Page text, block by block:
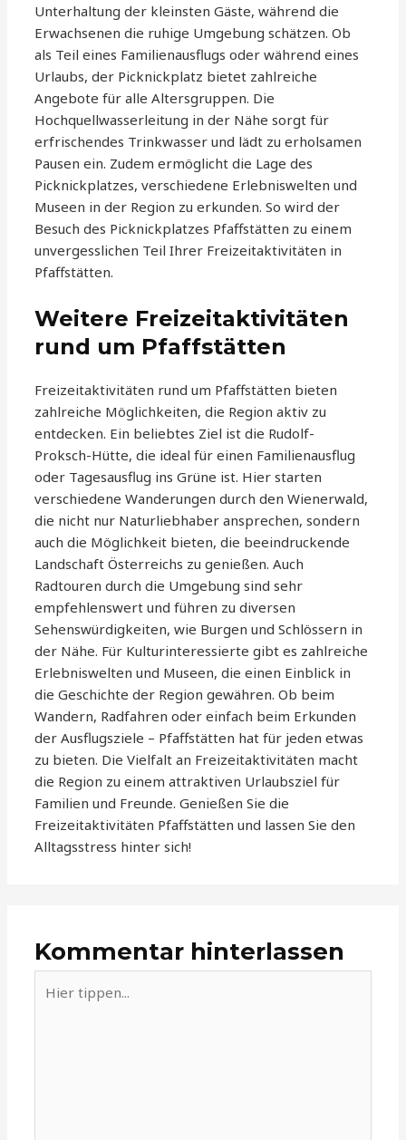
Unterhaltung der kleinsten Gäste, während die
Erwachsenen die ruhige Umgebung schätzen. Ob
als Teil eines Familienausflugs oder während eines
Urlaubs, der Picknickplatz bietet zahlreiche
Angebote für alle Altersgruppen. Die
Hochquellwasserleitung in der Nähe sorgt für
erfrischendes Trinkwasser und lädt zu erholsamen
Pausen ein. Zudem ermöglicht die Lage des
Picknickplatzes, verschiedene Erlebniswelten und
Museen in der Region zu erkunden. So wird der
Besuch des Picknickplatzes Pfaffstätten zu einem
unvergesslichen Teil Ihrer Freizeitaktivitäten in
Pfaffstätten.
Weitere Freizeitaktivitäten
rund um Pfaffstätten
Freizeitaktivitäten rund um Pfaffstätten bieten
zahlreiche Möglichkeiten, die Region aktiv zu
entdecken. Ein beliebtes Ziel ist die Rudolf-
Proksch-Hütte, die ideal für einen Familienausflug
oder Tagesausflug ins Grüne ist. Hier starten
verschiedene Wanderungen durch den Wienerwald,
die nicht nur Naturliebhaber ansprechen, sondern
auch die Möglichkeit bieten, die beeindruckende
Landschaft Österreichs zu genießen. Auch
Radtouren durch die Umgebung sind sehr
empfehlenswert und führen zu diversen
Sehenswürdigkeiten, wie Burgen und Schlössern in
der Nähe. Für Kulturinteressierte gibt es zahlreiche
Erlebniswelten und Museen, die einen Einblick in
die Geschichte der Region gewähren. Ob beim
Wandern, Radfahren oder einfach beim Erkunden
der Ausflugsziele – Pfaffstätten hat für jeden etwas
zu bieten. Die Vielfalt an Freizeitaktivitäten macht
die Region zu einem attraktiven Urlaubsziel für
Familien und Freunde. Genießen Sie die
Freizeitaktivitäten Pfaffstätten und lassen Sie den
Alltagsstress hinter sich!
Kommentar hinterlassen
tippen...